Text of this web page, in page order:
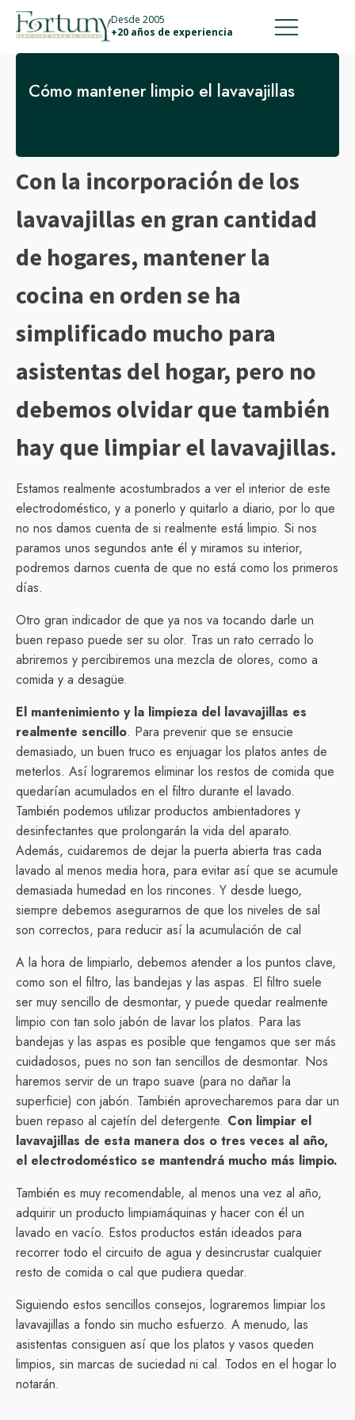
911 887 226
Desde 2005
+20 años de experiencia
Cómo mantener limpio el lavavajillas
Con la incorporación de los
lavavajillas en gran cantidad
de hogares, mantener la
cocina en orden se ha
simplificado mucho para
asistentas del hogar, pero no
debemos olvidar que también
hay que limpiar el lavavajillas.
Estamos realmente acostumbrados a ver el interior de este
electrodoméstico, y a ponerlo y quitarlo a diario, por lo que
no nos damos cuenta de si realmente está limpio. Si nos
paramos unos segundos ante él y miramos su interior,
podremos darnos cuenta de que no está como los primeros
días.
Otro gran indicador de que ya nos va tocando darle un
buen repaso puede ser su olor. Tras un rato cerrado lo
abriremos y percibiremos una mezcla de olores, como a
comida y a desagüe.
El mantenimiento y la limpieza del lavavajillas es
realmente sencillo. Para prevenir que se ensucie
demasiado, un buen truco es enjuagar los platos antes de
meterlos. Así lograremos eliminar los restos de comida que
quedarían acumulados en el filtro durante el lavado.
También podemos utilizar productos ambientadores y
desinfectantes que prolongarán la vida del aparato.
Además, cuidaremos de dejar la puerta abierta tras cada
lavado al menos media hora, para evitar así que se acumule
demasiada humedad en los rincones. Y desde luego,
siempre debemos asegurarnos de que los niveles de sal
son correctos, para reducir así la acumulación de cal
A la hora de limpiarlo, debemos atender a los puntos clave,
como son el filtro, las bandejas y las aspas. El filtro suele
ser muy sencillo de desmontar, y puede quedar realmente
limpio con tan solo jabón de lavar los platos. Para las
bandejas y las aspas es posible que tengamos que ser más
cuidadosos, pues no son tan sencillos de desmontar. Nos
haremos servir de un trapo suave (para no dañar la
superficie) con jabón. También aprovecharemos para dar un
buen repaso al cajetín del detergente. Con limpiar el
lavavajillas de esta manera dos o tres veces al año,
el electrodoméstico se mantendrá mucho más limpio.
También es muy recomendable, al menos una vez al año,
adquirir un producto limpiamáquinas y hacer con él un
lavado en vacío. Estos productos están ideados para
recorrer todo el circuito de agua y desincrustar cualquier
resto de comida o cal que pudiera quedar.
Siguiendo estos sencillos consejos, lograremos limpiar los
lavavajillas a fondo sin mucho esfuerzo. A menudo, las
asistentas consiguen así que los platos y vasos queden
limpios, sin marcas de suciedad ni cal. Todos en el hogar lo
notarán.